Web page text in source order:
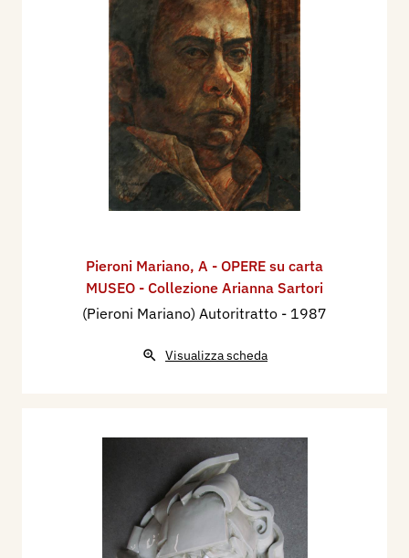
Pieroni Mariano, A - OPERE su carta
MUSEO - Collezione Arianna Sartori
(Pieroni Mariano) Autoritratto - 1987
Visualizza scheda